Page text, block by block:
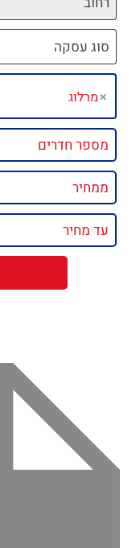
סוג עסקה
×מרלוג